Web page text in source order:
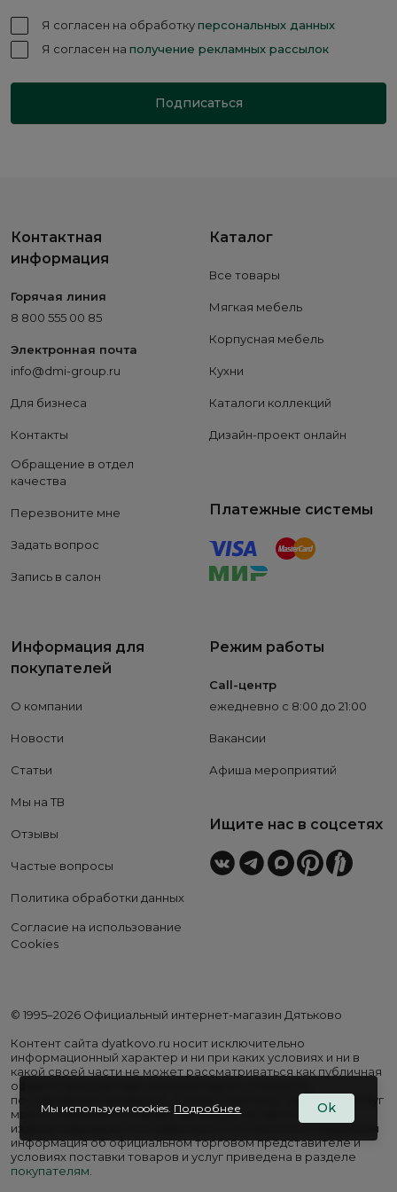
Я согласен на обработкуперсональных данных
Я согласен на получение рекламных рассылок
Подписаться
Контактная
информация
Горячая линия
8 800 555 00 85
Электронная почта
info@dmi-group.ru
Для бизнеса
Контакты
Обращение в отдел
качества
Перезвоните мне
Задать вопрос
Запись в салон
Каталог
Все товары
Мягкая мебель
Корпусная мебель
Кухни
Каталоги коллекций
Дизайн-проект онлайн
Платежные системы
Информация для
покупателей
О компании
Новости
Статьи
Мы на ТВ
Отзывы
Частые вопросы
Политика обработки данных
Согласие на использование
Cookies
Режим работы
Call-центр
ежедневно с 8:00 до 21:00
Вакансии
Афиша мероприятий
Ищите нас в соцсетях
© 1995–2026 Официальный интернет-магазин Дятьково
Контент сайта dyatkovo.ru носит исключительно
информационный характер и ни при каких условиях и ни в
какой своей части не может рассматриваться как публичная
оферта. Внешний вид, комплектация и стоимость
поставляемой продукции, а также перечень сервисных услуг
могут отличаться от представленных на сайте. Цены на
изделия варьируются в зависимости от региона. Подробная
информация об официальном торговом представителе и
условиях поставки товаров и услуг приведена в разделе
покупателям.
Мы используем cookies. Подробнее Ok